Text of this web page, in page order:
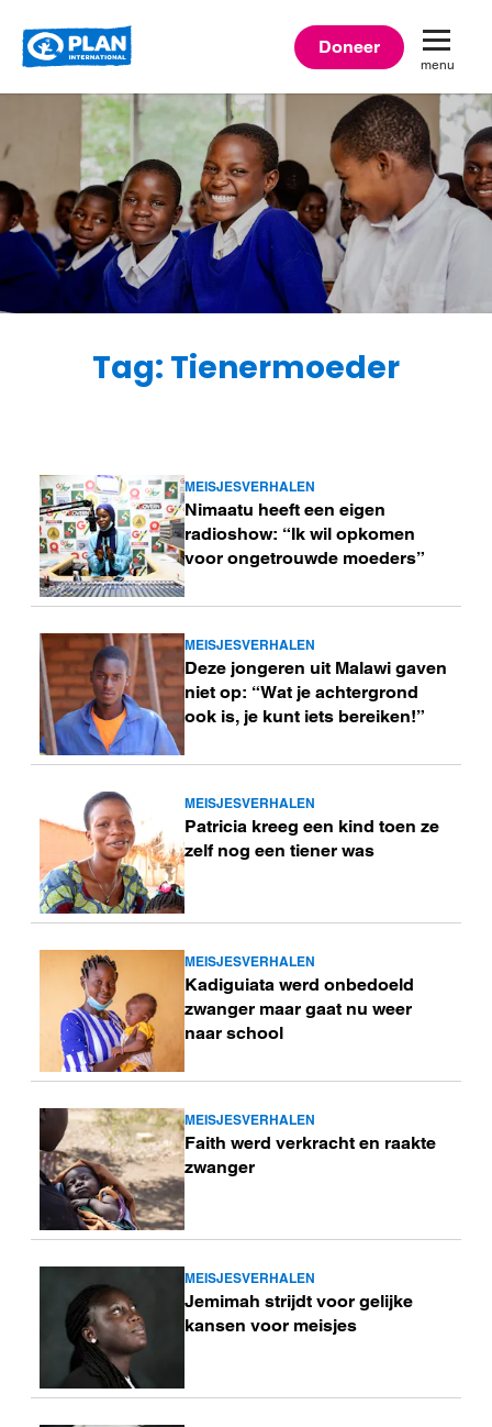
Doneer
menu
Tag: Tienermoeder
MEISJESVERHALEN
Nimaatu heeft een eigen
radioshow: “Ik wil opkomen
voor ongetrouwde moeders”
Lees
meer
MEISJESVERHALEN
Deze jongeren uit Malawi gaven
niet op: “Wat je achtergrond
ook is, je kunt iets bereiken!”
Lees
meer
MEISJESVERHALEN
Patricia kreeg een kind toen ze
zelf nog een tiener was
MEISJESVERHALEN
Kadiguiata werd onbedoeld
zwanger maar gaat nu weer
naar school
Lees
meer
MEISJESVERHALEN
Faith werd verkracht en raakte
zwanger
Lees
meer
MEISJESVERHALEN
Jemimah strijdt voor gelijke
kansen voor meisjes
meer